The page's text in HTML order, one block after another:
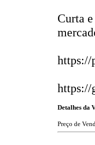
Curta
https://
https://
Detalhes da
Preço de